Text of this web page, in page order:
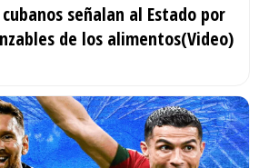
señalan al Estado por
de los alimentos(Video)